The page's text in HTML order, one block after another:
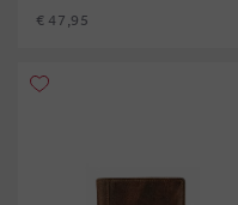
€ 47,95